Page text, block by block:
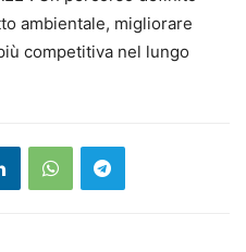
ambientale, migliorare
competitiva nel lungo